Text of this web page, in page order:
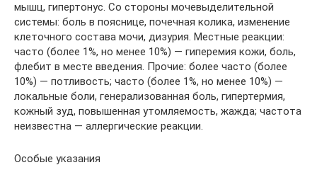
мышц, гипертонус. Со стороны мочевыделительной
системы: боль в пояснице, почечная колика, изменение
клеточного состава мочи, дизурия. Местные реакции:
часто (более 1%, но менее 10%) — гиперемия кожи, боль,
флебит в месте введения. Прочие: более часто (более
10%) — потливость; часто (более 1%, но менее 10%) —
локальные боли, генерализованная боль, гипертермия,
кожный зуд, повышенная утомляемость, жажда; частота
неизвестна — аллергические реакции.
Особые указания